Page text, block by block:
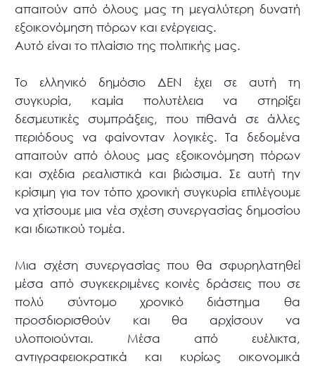
απαιτούν από όλους μας τη μεγαλύτερη δυνατή
εξοικονόμηση πόρων και ενέργειας.
Αυτό είναι το πλαίσιο της πολιτικής μας.
Το ελληνικό δημόσιο ΔΕΝ έχει σε αυτή τη
συγκυρία, καμία πολυτέλεια να στηρίξει
δεσμευτικές συμπράξεις, που πιθανά σε άλλες
περιόδους να φαίνονταν λογικές. Τα δεδομένα
απαιτούν από όλους μας εξοικονόμηση πόρων
και σχέδια ρεαλιστικά και βιώσιμα. Σε αυτή την
κρίσιμη για τον τόπο χρονική συγκυρία επιλέγουμε
να χτίσουμε μια νέα σχέση συνεργασίας δημοσίου
και ιδιωτικού τομέα.
Μια σχέση συνεργασίας που θα σφυρηλατηθεί
μέσα από συγκεκριμένες κοινές δράσεις που σε
πολύ σύντομο χρονικό διάστημα θα
προσδιορισθούν και θα αρχίσουν να
υλοποιούνται. Μέσα από ευέλικτα,
αντιγραφειοκρατικά και κυρίως οικονομικά